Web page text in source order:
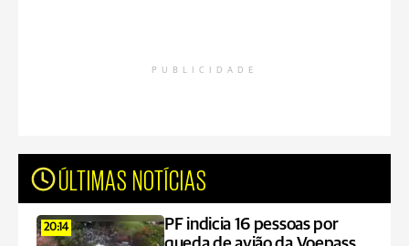
PUBLICIDADE
ÚLTIMAS NOTÍCIAS
20:14
PF indicia 16 pessoas por